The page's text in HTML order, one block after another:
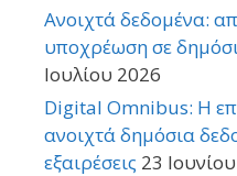
Ανοιχτά δεδομένα:
υποχρέωση σε
Ιουλίου 2026
Digital Omnibus: Η
ανοιχτά δημόσια
εξαιρέσεις 23